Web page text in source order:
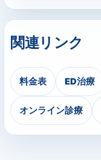
関連リンク
料金表 ED治療
オンライン診療